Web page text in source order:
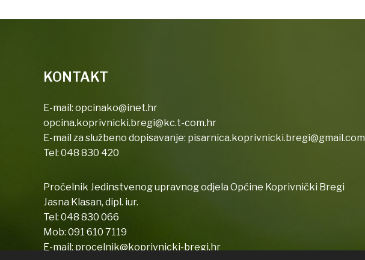
KONTAKT
E-mail: opcinako@inet.hr
opcina.koprivnicki.bregi@kc.t-com.hr
E-mail za službeno dopisavanje: pisarnica.koprivnicki.bregi@gmail.com
Tel: 048 830 420
Pročelnik Jedinstvenog upravnog odjela Općine Koprivnički Bregi
Jasna Klasan, dipl. iur.
Tel: 048 830 066
Mob: 091 610 7119
E-mail: procelnik@koprivnicki-bregi.hr